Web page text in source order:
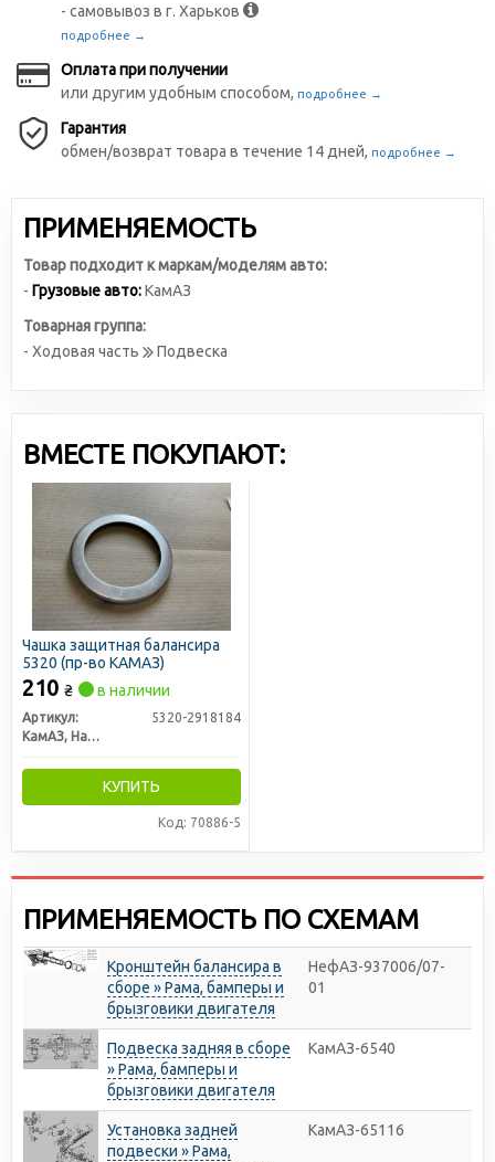
- самовывоз в г. Харьков
подробнее →
Оплата при получении
или другим удобным способом, подробнее →
Гарантия
обмен/возврат товара в течение 14 дней, подробнее →
ПРИМЕНЯЕМОСТЬ
Товар подходит к маркам/моделям авто:
- Грузовые авто:КамАЗ
Товарная группа:
- Ходовая часть
Подвеска
ВМЕСТЕ ПОКУПАЮТ:
Чашка защитная балансира
5320 (пр-во КАМАЗ)
210 ₴ в наличии
Артикул:
5320-2918184
КамАЗ, Набережные Челны
КУПИТЬ
Код: 70886-5
ПРИМЕНЯЕМОСТЬ ПО СХЕМАМ
Кронштейн балансира в
сборе » Рама, бамперы и
брызговики двигателя
НефАЗ-937006/07-
01
Подвеска задняя в сборе
» Рама, бамперы и
брызговики двигателя
КамАЗ-6540
Установка задней
подвески » Рама,
КамАЗ-65116